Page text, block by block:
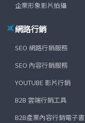
企業形象影片拍攝
網路行銷
SEO 網路行銷服務
SEO 內容行銷服務
YOUTUBE 影片行銷
B2B 雲端行銷工具
B2B產業內容行銷電子書